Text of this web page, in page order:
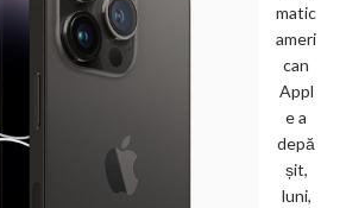
matic
ameri
can
Appl
e a
depă
șit,
luni,